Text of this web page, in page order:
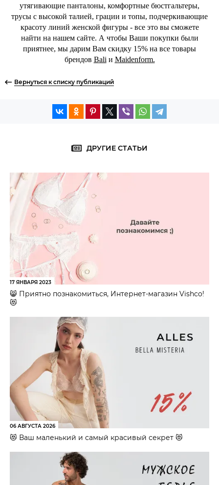
утягивающие панталоны, комфортные бюстгальтеры,
трусы с высокой талией, грации и топы, подчеркивающие
красоту линий женской фигуры - все это вы сможете
найти на нашем сайте. А чтобы Ваши покупки были
приятнее, мы дарим Вам скидку 15% на все товары
брендов Bali и Maidenform.
Вернуться к списку публикаций
ДРУГИЕ СТАТЬИ
17 ЯНВАРЯ 2023
😸 Приятно познакомиться, Интернет-магазин Vishco!
😻
06 АВГУСТА 2026
😻 Ваш маленький и самый красивый секрет 😻